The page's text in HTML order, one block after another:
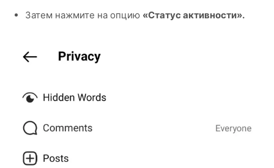
Затем нажмите на опцию «Статус активности».